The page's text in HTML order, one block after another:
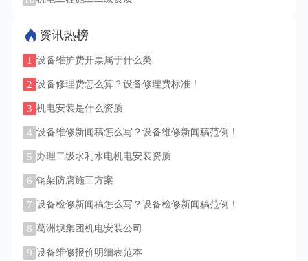
资讯热榜
1 设备维护费开票属于什么类
2 设备修理费怎么算？设备修理费标准！
3 机电安装是什么资质
4 设备维修新闻稿怎么写？设备维修新闻稿范例！
5 办理二级水利水电机电安装资质
6 钢架防腐施工方案
7 设备检修新闻稿怎么写？设备检修新闻稿范例！
8 葛洲坝集团机电安装公司
9 设备维修报价明细表范本